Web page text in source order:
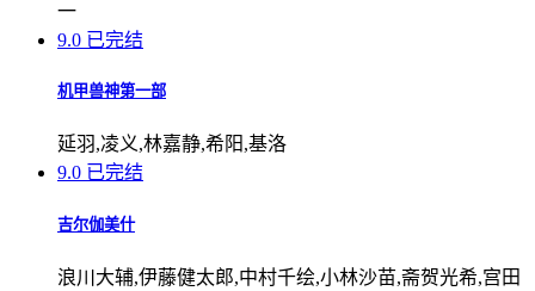
一
9.0 已完结
机甲兽神第一部
延羽,凌义,林嘉静,希阳,基洛
9.0 已完结
吉尔伽美什
浪川大辅,伊藤健太郎,中村千绘,小林沙苗,斋贺光希,宫田